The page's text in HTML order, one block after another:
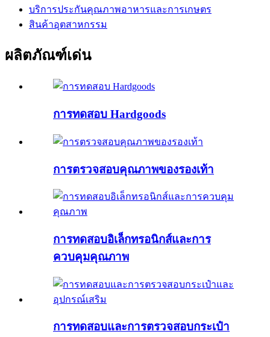
บริการประกันคุณภาพอาหารและการเกษตร
สินค้าอุตสาหกรรม
ผลิตภัณฑ์เด่น
การทดสอบ Hardgoods
การตรวจสอบคุณภาพของรองเท้า
การทดสอบอิเล็กทรอนิกส์และการ
ควบคุมคุณภาพ
การทดสอบและการตรวจสอบกระเป๋า